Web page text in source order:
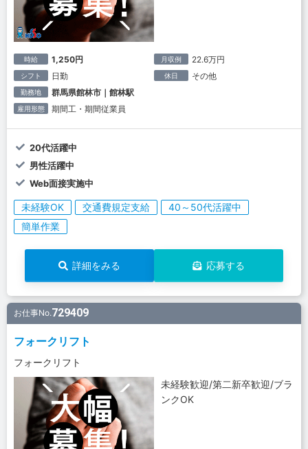
時給 1,250円 月収例 22.6万円
シフト 日勤 休日 その他
勤務地 群馬県館林市｜館林駅
雇用形態 期間工・期間従業員
20代活躍中
男性活躍中
Web面接実施中
未経験OK 交通費規定支給
40～50代活躍中
簡単作業
詳細をみる 応募する
お仕事No.729409
フォークリフト
フォークリフト
未経験歓迎/第二新卒歓迎/ブラ
ンクOK